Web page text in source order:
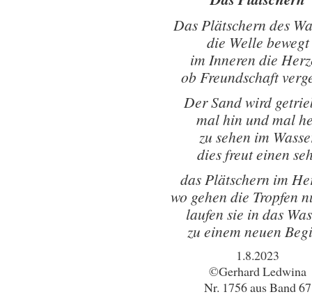
Das Plätschern des
die Welle bewegt
im Inneren die
ob Freundschaft
Der Sand wird
mal hin und mal
zu sehen im
dies freut einen
das Plätschern im
wo gehen die Tropfen
laufen sie in das
zu einem neuen
1.8.2023
©Gerhard Ledwina
Nr. 1756 aus Band 67